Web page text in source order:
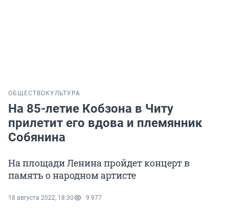
ОБЩЕСТВО КУЛЬТУРА
На 85-летие Кобзона в Читу
прилетит его вдова и племянник
Собянина
На площади Ленина пройдет концерт в
память о народном артисте
18 августа 2022, 18:30 9 977